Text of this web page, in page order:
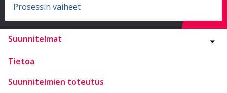
Prosessin vaiheet
Suunnitelmat
Tietoa
Suunnitelmien toteutus